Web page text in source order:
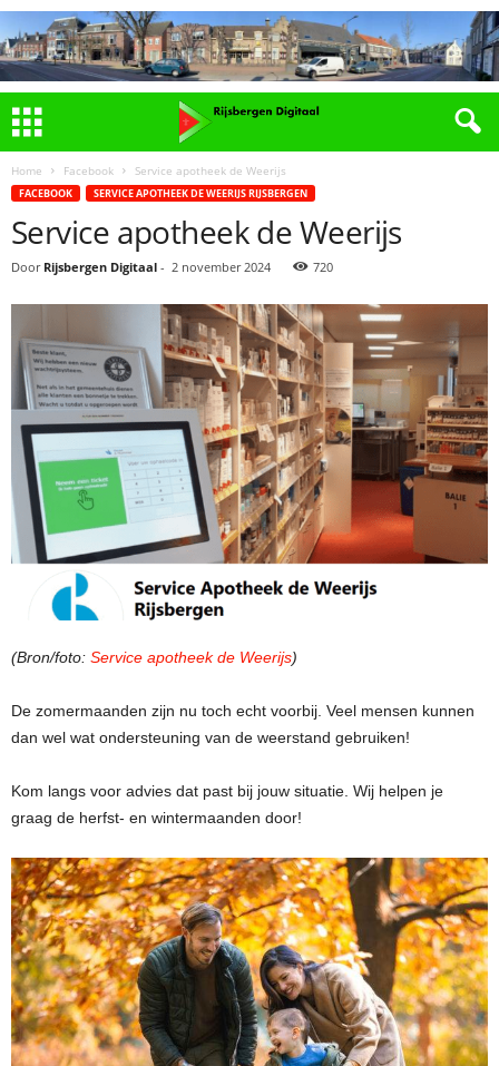
Home Facebook Service apotheek de Weerijs
FACEBOOK SERVICE APOTHEEK DE WEERIJS RIJSBERGEN
Service apotheek de Weerijs
Door Rijsbergen Digitaal - 2 november 2024 720
(Bron/foto: Service apotheek de Weerijs)
De zomermaanden zijn nu toch echt voorbij. Veel mensen kunnen
dan wel wat ondersteuning van de weerstand gebruiken!
Kom langs voor advies dat past bij jouw situatie. Wij helpen je
graag de herfst- en wintermaanden door!